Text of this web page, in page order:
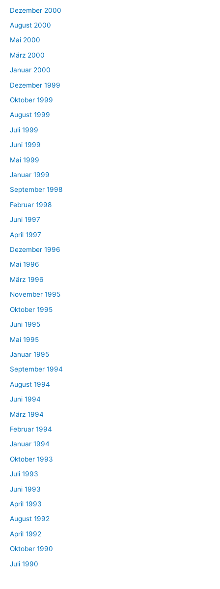
Dezember 2000
August 2000
Mai 2000
März 2000
Januar 2000
Dezember 1999
Oktober 1999
August 1999
Juli 1999
Juni 1999
Mai 1999
Januar 1999
September 1998
Februar 1998
Juni 1997
April 1997
Dezember 1996
Mai 1996
März 1996
November 1995
Oktober 1995
Juni 1995
Mai 1995
Januar 1995
September 1994
August 1994
Juni 1994
März 1994
Februar 1994
Januar 1994
Oktober 1993
Juli 1993
Juni 1993
April 1993
August 1992
April 1992
Oktober 1990
Juli 1990